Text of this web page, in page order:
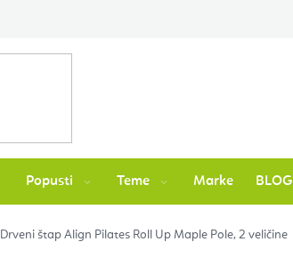
Popusti Teme Marke BLOG
Drveni štap Align Pilates Roll Up Maple Pole, 2 veličine